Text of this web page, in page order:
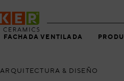
FACHADA VENTILADA
ARQUITECTURA & DISEÑO